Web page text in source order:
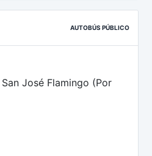
AUTOBÚS PÚBLICO
José Flamingo (Por